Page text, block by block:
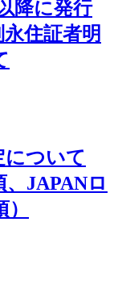
降に発行
住証者明
について
、JAPANロ